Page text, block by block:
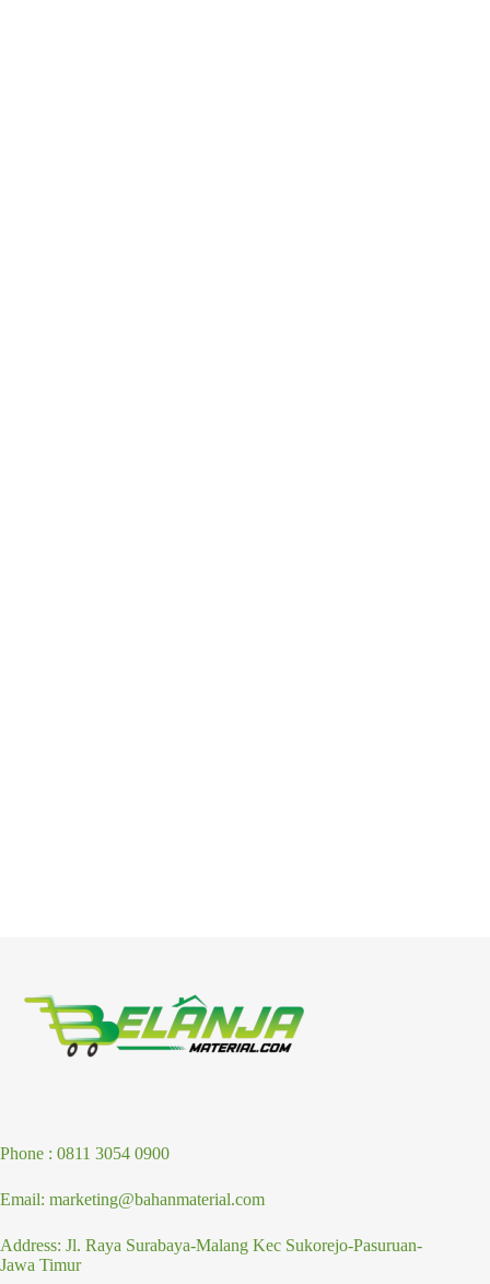
Phone : 0811 3054 0900
Email: marketing@bahanmaterial.com
Address: Jl. Raya Surabaya-Malang Kec Sukorejo-Pasuruan-
Jawa Timur